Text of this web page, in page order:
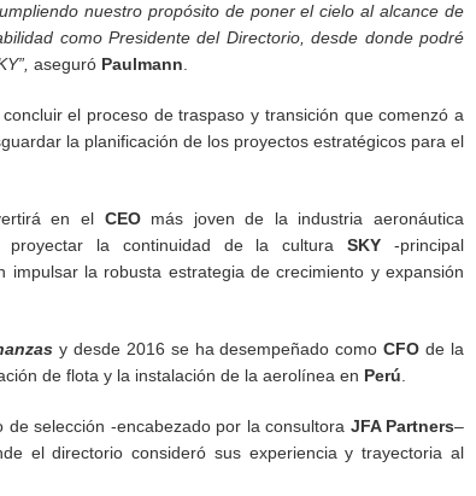
nuestro propósito de poner el cielo al alcance de
como Presidente del Directorio, desde donde podré
aseguró Paulmann.
el proceso de traspaso y transición que comenzó a
la planificación de los proyectos estratégicos para el
en el CEOmás joven de la industria aeronáutica
proyectar la continuidad de la culturaSKY -principal
impulsar la robusta estrategia de crecimiento y expansión
y desde 2016 se ha desempeñado comoCFO de la
de flota y la instalación de la aerolínea en Perú.
selección -encabezado por la consultora JFA Partners–
el directorio consideró sus experiencia y trayectoria al